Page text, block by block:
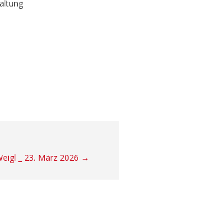
_ 23. März 2026 →